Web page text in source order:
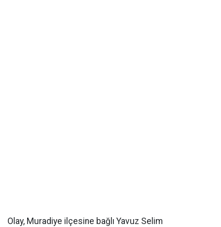
Olay, Muradiye ilçesine bağlı Yavuz Selim